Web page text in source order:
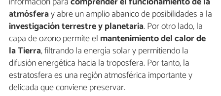
atmósferay abre un amplio abanico de posibilidades a la
investigación terrestre y planetaria. Por otro lado, la
capa de ozono permite el mantenimiento del calor de
la Tierra, filtrando la energía solar y permitiendo la
difusión energética hacia la troposfera. Por tanto, la
estratosfera es una región atmosférica importante y
delicada que conviene preservar.